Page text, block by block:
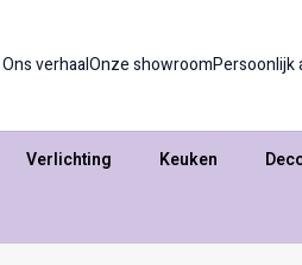
Ons verhaalOnze showroomPersoonlijk
Verlichting Keuken